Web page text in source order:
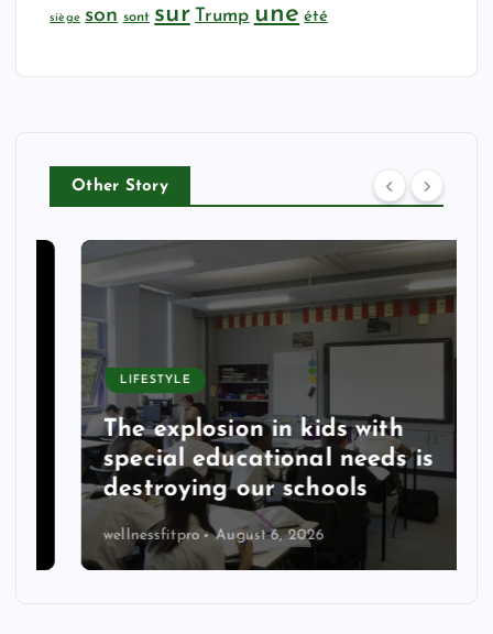
siège son sont sur Trump une été
Other Story
LIFESTYLE
The explosion in kids with
special educational needs is
destroying our schools
wellnessfitpro August 6, 2026